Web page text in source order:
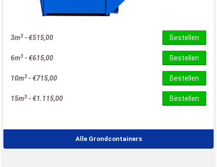
3m3 -€515,00 Bestellen
6m3 -€615,00 Bestellen
10m3 -€715,00 Bestellen
15m3 -€1.115,00 Bestellen
Alle Grondcontainers